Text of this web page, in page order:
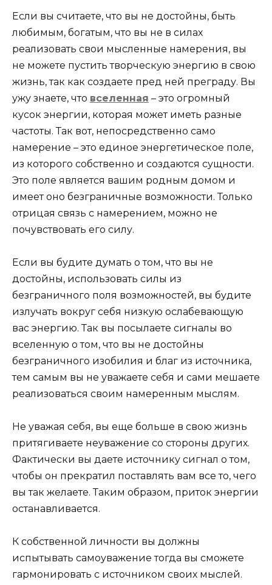
Если вы считаете, что вы не достойны, быть
любимым, богатым, что вы не в силах
реализовать свои мысленные намерения, вы
не можете пустить творческую энергию в свою
жизнь, так как создаете пред ней преграду. Вы
ужу знаете, что вселенная – это огромный
кусок энергии, которая может иметь разные
частоты. Так вот, непосредственно само
намерение – это единое энергетическое поле,
из которого собственно и создаются сущности.
Это поле является вашим родным домом и
имеет оно безграничные возможности. Только
отрицая связь с намерением, можно не
почувствовать его силу.
Если вы будите думать о том, что вы не
достойны, использовать силы из
безграничного поля возможностей, вы будите
излучать вокруг себя низкую ослабевающую
вас энергию. Так вы посылаете сигналы во
вселенную о том, что вы не достойны
безграничного изобилия и благ из источника,
тем самым вы не уважаете себя и сами мешаете
реализоваться своим намеренным мыслям.
Не уважая себя, вы еще больше в свою жизнь
притягиваете неуважение со стороны других.
Фактически вы даете источнику сигнал о том,
чтобы он прекратил поставлять вам все то, чего
вы так желаете. Таким образом, приток энергии
останавливается.
К собственной личности вы должны
испытывать самоуважение тогда вы сможете
гармонировать с источником своих мыслей.